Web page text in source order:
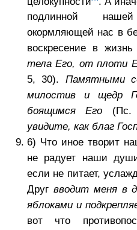
подлинной
окормляющей нас в
воскресение в
тела Его, от плоти
5, 30). Памятными
милостив и щедр
боящимся Его (Пс.
увидите, как благ
6) Что иное творит
не радует наши
если не питает,
Друг вводит меня в
яблоками и
вот что